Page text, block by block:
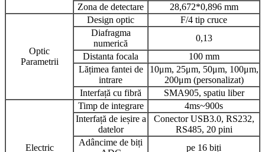
Zona de detectare
28,672*0,896 mm
Optic
Parametrii
Design optic
F/4 tip cruce
Diafragma
numerică
0,13
Distanta focala
100 mm
Lățimea fantei de
intrare
10μm, 25μm, 50μm, 100μm,
200μm (personalizat)
Interfață cu fibră
SMA905, spatiu liber
Electric
Timp de integrare
4ms~900s
Interfață de ieșire a
datelor
Conector USB3.0, RS232,
RS485, 20 pini
Adâncime de biți
pe 16 biți